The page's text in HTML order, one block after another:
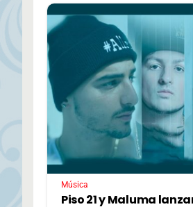
Música
Piso 21 y Maluma